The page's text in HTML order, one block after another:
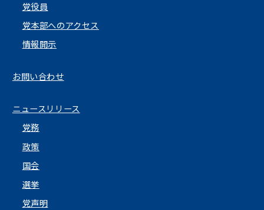
党役員
党本部へのアクセス
情報開示
お問い合わせ
ニュースリリース
党務
政策
国会
選挙
党声明